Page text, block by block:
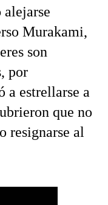
alejarse
Murakami,
son
por
a estrellarse a
que no
resignarse al